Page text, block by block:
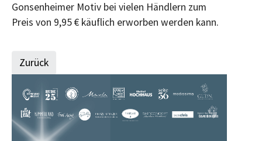
Gonsenheimer Motiv bei vielen Händlern zum
Preis von 9,95 € käuflich erworben werden kann.
Zurück